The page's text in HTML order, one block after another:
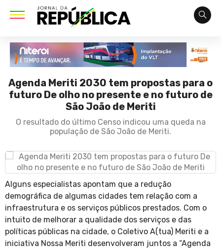
Agenda Meriti 2030 tem propostas para o
futuro De olho no presente e no futuro de
São João de Meriti
O resultado do último Censo indicou uma queda na
população de São João de Meriti.
Alguns especialistas apontam que a redução
demográfica de algumas cidades tem relação com a
infraestrutura e os serviços públicos prestados. Com o
intuito de melhorar a qualidade dos serviços e das
políticas públicas na cidade, o Coletivo A(tua) Meriti e a
iniciativa Nossa Meriti desenvolveram juntos a “Agenda